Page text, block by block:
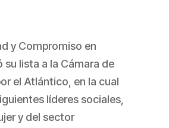
y Compromiso en
lista a la Cámara de
el Atlántico, en la cual
líderes sociales,
y del sector